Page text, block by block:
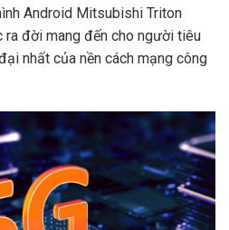
Android Mitsubishi Triton
đời mang đến cho người tiêu
nhất của nền cách mạng công